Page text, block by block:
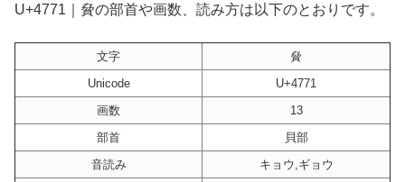
U+4771｜䝱の部首や画数、読み方は以下のとおりです。
文字
䝱
Unicode
U+4771
画数
13
部首
貝部
音読み
キョウ,ギョウ